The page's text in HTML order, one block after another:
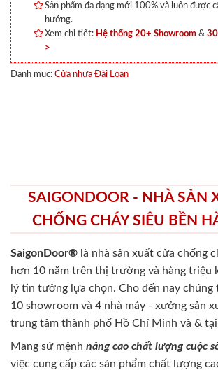
Sản phẩm đa dạng mới 100% và luôn được
hướng.
Xem chi tiết: Hệ thống 20+ Showroom &
>
Danh mục: Cửa nhựa Đài Loan
SAIGONDOOR - NHÀ SẢN
CHỐNG CHÁY SIÊU BỀN
SaigonDoor® là nhà sản xuất cửa chống
hơn 10 năm trên thị trường và hàng triệu
lý tin tưởng lựa chọn. Cho đến nay
10 showroom và 4 nhà máy - xưởng sản
trung tâm thành phố Hồ Chí Minh và &
Mang sứ mệnh nâng cao chất lượng cuộc
việc cung cấp các sản phẩm chất lượng